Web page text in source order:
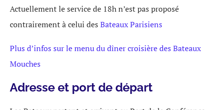
Actuellement le service de 18h n’est pas proposé
contrairement à celui des Bateaux Parisiens
Plus d’infos sur le menu du dîner croisière des Bateaux
Mouches
Adresse et port de départ